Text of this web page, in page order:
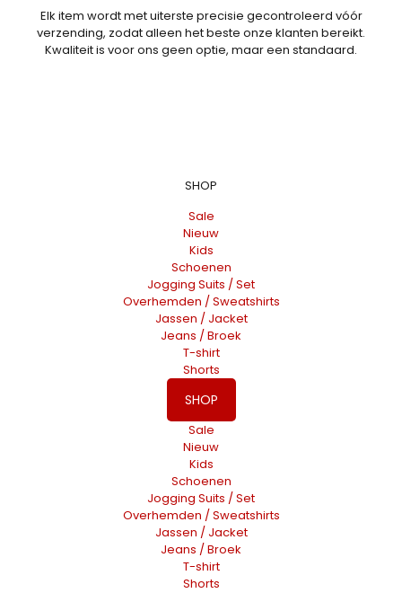
Elk item wordt met uiterste precisie gecontroleerd vóór
verzending, zodat alleen het beste onze klanten bereikt.
Kwaliteit is voor ons geen optie, maar een standaard.
SHOP
Sale
Nieuw
Kids
Schoenen
Jogging Suits / Set
Overhemden / Sweatshirts
Jassen / Jacket
Jeans / Broek
T-shirt
Shorts
SHOP
Sale
Nieuw
Kids
Schoenen
Jogging Suits / Set
Overhemden / Sweatshirts
Jassen / Jacket
Jeans / Broek
T-shirt
Shorts